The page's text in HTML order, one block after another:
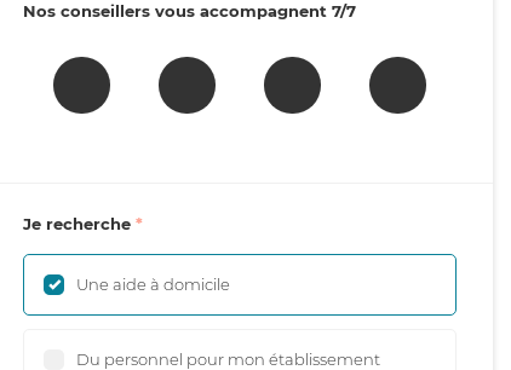
Nos conseillers vous accompagnent 7/7
Je recherche
Une aide à domicile
Du personnel pour mon établissement